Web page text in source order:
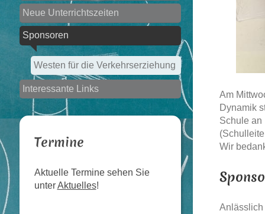
Neue Unterrichtszeiten
Sponsoren
Westen für die Verkehrserziehung
Interessante Links
Termine
Aktuelle Termine sehen Sie
unterAktuelles!
Am
Dynamik
Schule an
Wir
Anlässlich